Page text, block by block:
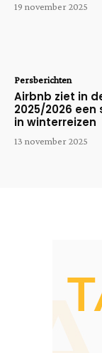
19 november 2025
Persberichten
Airbnb ziet in
2025/2026
in winterreizen
13 november 2025